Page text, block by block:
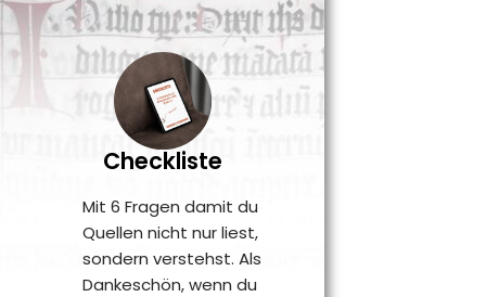
Checkliste
Mit 6 Fragen damit du
Quellen nicht nur liest,
sondern verstehst. Als
Dankeschön, wenn du